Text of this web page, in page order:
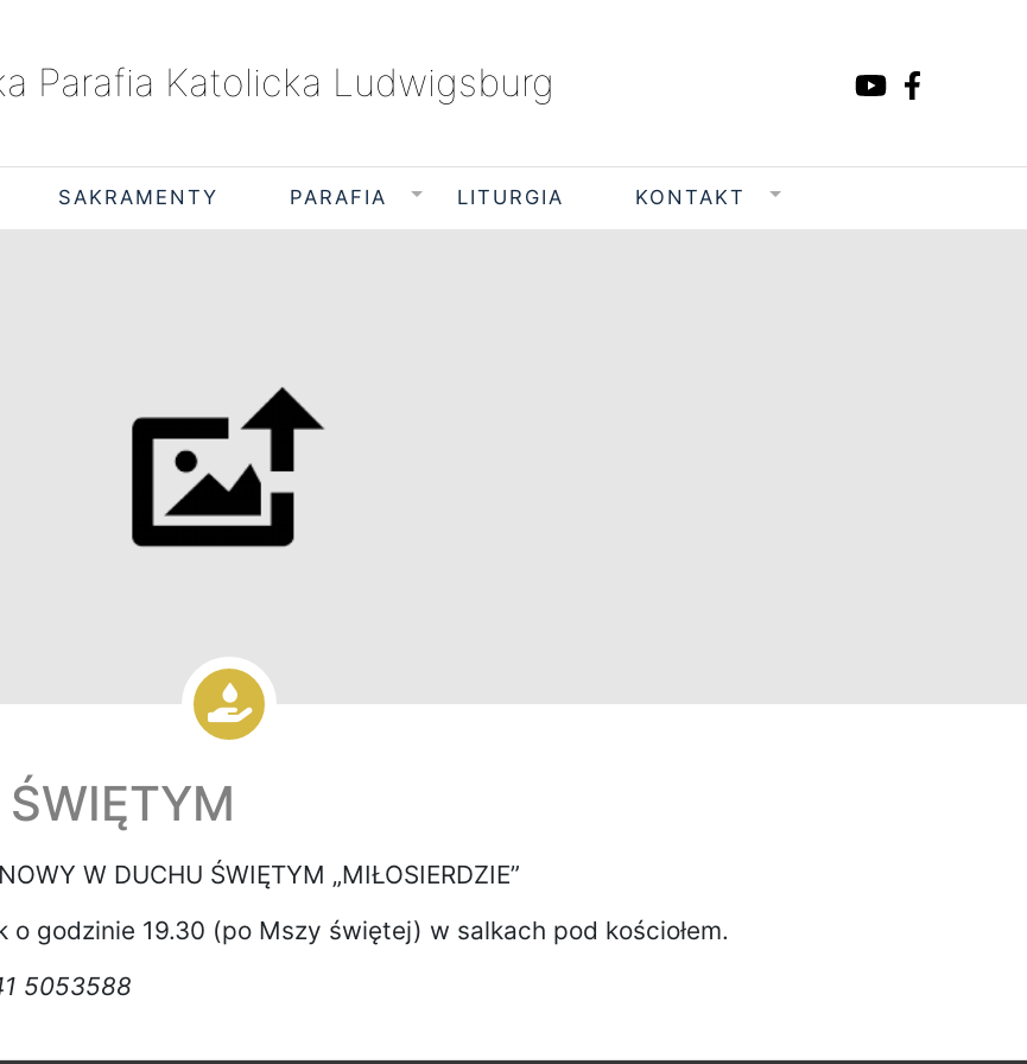
Parafia Katolicka Ludwigsburg
SAKRAMENTY PARAFIA LITURGIA KONTAKT
W DUCHU ŚWIĘTYM „MIŁOSIERDZIE”
godzinie 19.30 (po Mszy świętej) w salkach pod kościołem.
5053588